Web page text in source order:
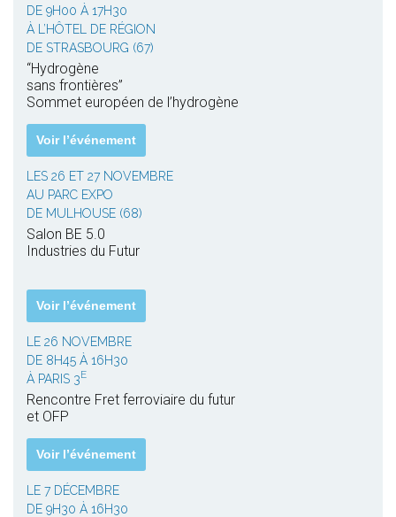
DE 9H00 À 17H30
À L’HÔTEL DE RÉGION
DE STRASBOURG (67)
“Hydrogène
sans frontières”
Sommet européen de l’hydrogène
Voir l’événement
LES 26 ET 27 NOVEMBRE
AU PARC EXPO
DE MULHOUSE (68)
Salon BE 5.0
Industries du Futur
Voir l’événement
LE 26 NOVEMBRE
DE 8H45 À 16H30
À PARIS 3E
Rencontre Fret ferroviaire du futur
et OFP
Voir l’événement
LE 7 DÉCEMBRE
DE 9H30 À 16H30